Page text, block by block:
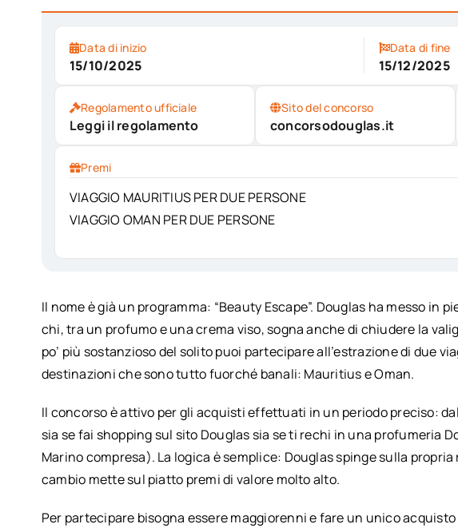
Data di inizio
15/10/2025
Data di fine
15/12/2025
Regolamento ufficiale
Leggi il regolamento
Sito del concorso
concorsodouglas.it
Premi
VIAGGIO MAURITIUS PER DUE PERSONE
VIAGGIO OMAN PER DUE PERSONE
Il nome è già un programma: “Beauty Escape”. Douglas ha messo in
chi, tra un profumo e una crema viso, sogna anche di chiudere la
po’ più sostanzioso del solito puoi partecipare all’estrazione di due
destinazioni che sono tutto fuorché banali: Mauritius e Oman.
Il concorso è attivo per gli acquisti effettuati in un periodo preciso:
sia se fai shopping sul sito Douglas sia se ti rechi in una profumeria
Marino compresa). La logica è semplice: Douglas spinge sulla
cambio mette sul piatto premi di valore molto alto.
Per partecipare bisogna essere maggiorenni e fare un unico